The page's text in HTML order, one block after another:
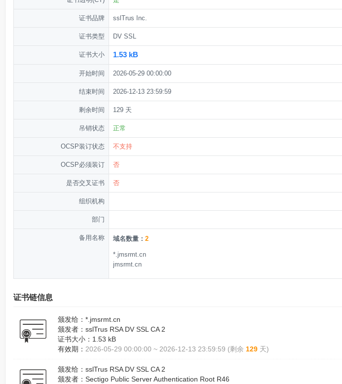
证书品牌 sslTrus Inc.
证书类型 DV SSL
证书大小 1.53 kB
开始时间 2026-05-29 00:00:00
结束时间 2026-12-13 23:59:59
剩余时间 129 天
吊销状态 正常
OCSP装订状态 不支持
OCSP必须装订 否
是否交叉证书 否
组织机构
部门
备用名称 域名数量： 2
*.jmsrmt.cn
jmsrmt.cn
证书链信息
颁发给： *.jmsrmt.cn
颁发者： sslTrus RSA DV SSL CA 2
证书大小： 1.53 kB
有效期： 2026-05-29 00:00:00 ~ 2026-12-13 23:59:59 (剩余 129 天)
颁发给： sslTrus RSA DV SSL CA 2
颁发者： Sectigo Public Server Authentication Root R46